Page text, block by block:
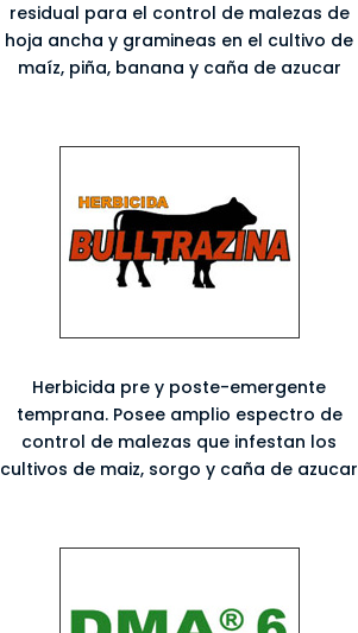
residual para el control de malezas de
hoja ancha y gramineas en el cultivo de
maíz, piña, banana y caña de azucar
Herbicida pre y poste-emergente
temprana. Posee amplio espectro de
control de malezas que infestan los
cultivos de maiz, sorgo y caña de azucar